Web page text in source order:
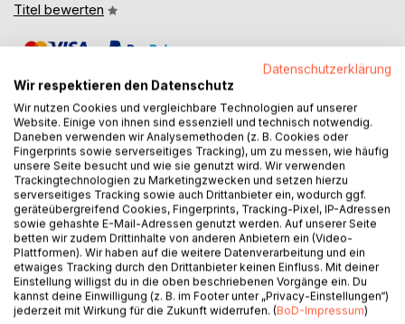
Titel bewerten
BESCHREIBUNG
Wir hinterlassen Spuren, doch viele verblassen irgendwann.
Doch wie bleibt Erinnerung lebendig? Was kann den
Augenblick vor dem Vergehen bewahren? Günter Bosien
hat Worte gefunden, um diese Spuren zu sichern, um
Wege nachvollziehbar zu machen. Manchmal sind es die
kleinen, die alltäglichen Dinge, die unsere Erinnerung
ausmachen. Was ein ganzes Leben bleibt, sind kleine
Datenschutzerklärung
Wir respektieren den Datenschutz
Wir nutzen Cookies und vergleichbare Technologien auf unserer
Website. Einige von ihnen sind essenziell und technisch notwendig.
Daneben verwenden wir Analysemethoden (z. B. Cookies oder
Fingerprints sowie serverseitiges Tracking), um zu messen, wie häufig
unsere Seite besucht und wie sie genutzt wird. Wir verwenden
Trackingtechnologien zu Marketingzwecken und setzen hierzu
serverseitiges Tracking sowie auch Drittanbieter ein, wodurch ggf.
geräteübergreifend Cookies, Fingerprints, Tracking-Pixel, IP-Adressen
sowie gehashte E-Mail-Adressen genutzt werden. Auf unserer Seite
betten wir zudem Drittinhalte von anderen Anbietern ein (Video-
Plattformen). Wir haben auf die weitere Datenverarbeitung und ein
etwaiges Tracking durch den Drittanbieter keinen Einfluss. Mit deiner
Einstellung willigst du in die oben beschriebenen Vorgänge ein. Du
kannst deine Einwilligung (z. B. im Footer unter „Privacy-Einstellungen“)
jederzeit mit Wirkung für die Zukunft widerrufen. (BoD-Impressum)